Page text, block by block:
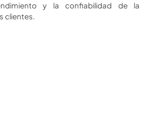
y la confiabilidad de la
clientes.